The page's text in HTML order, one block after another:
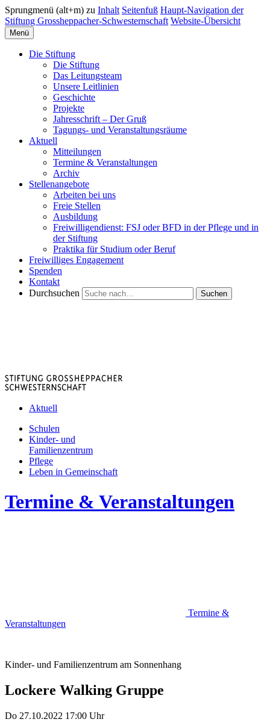
Sprungmenü (alt+m) zu Inhalt Seitenfuß Haupt-Navigation der
Stiftung Grossheppacher-Schwesternschaft Website-Übersicht
Menü
Die Stiftung
Die Stiftung
Das Leitungsteam
Unsere Leitlinien
Geschichte
Projekte
Jahresschrift – Der Gruß
Tagungs- und Veranstaltungsräume
Aktuell
Mitteilungen
Termine & Veranstaltungen
Archiv
Stellenangebote
Arbeiten bei uns
Freie Stellen
Ausbildung
Freiwilligendienst: FSJ oder BFD in der Pflege und in
der Stiftung
Praktika für Studium oder Beruf
Freiwilliges Engagement
Spenden
Kontakt
Durchsuchen
Suchen
Aktuell
Schulen
Kinder- und
Familienzentrum
Pflege
Leben in Gemeinschaft
Termine & Veranstaltungen
Termine &
Veranstaltungen
Kinder- und Familienzentrum am Sonnenhang
Lockere Walking Gruppe
Do 27.10.2022 17:00 Uhr